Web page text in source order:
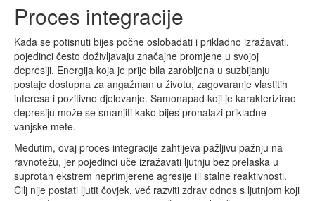
Proces integracije
Kada se potisnuti bijes počne oslobađati i prikladno izražavati,
pojedinci često doživljavaju značajne promjene u svojoj
depresiji. Energija koja je prije bila zarobljena u suzbijanju
postaje dostupna za angažman u životu, zagovaranje vlastitih
interesa i pozitivno djelovanje. Samonapad koji je karakterizirao
depresiju može se smanjiti kako bijes pronalazi prikladne
vanjske mete.
Međutim, ovaj proces integracije zahtijeva pažljivu pažnju na
ravnotežu, jer pojedinci uče izražavati ljutnju bez prelaska u
suprotan ekstrem neprimjerene agresije ili stalne reaktivnosti.
Cilj nije postati ljutit čovjek, već razviti zdrav odnos s ljutnjom koji